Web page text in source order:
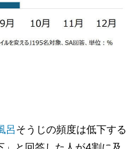
呂そうじの頻度は低下する